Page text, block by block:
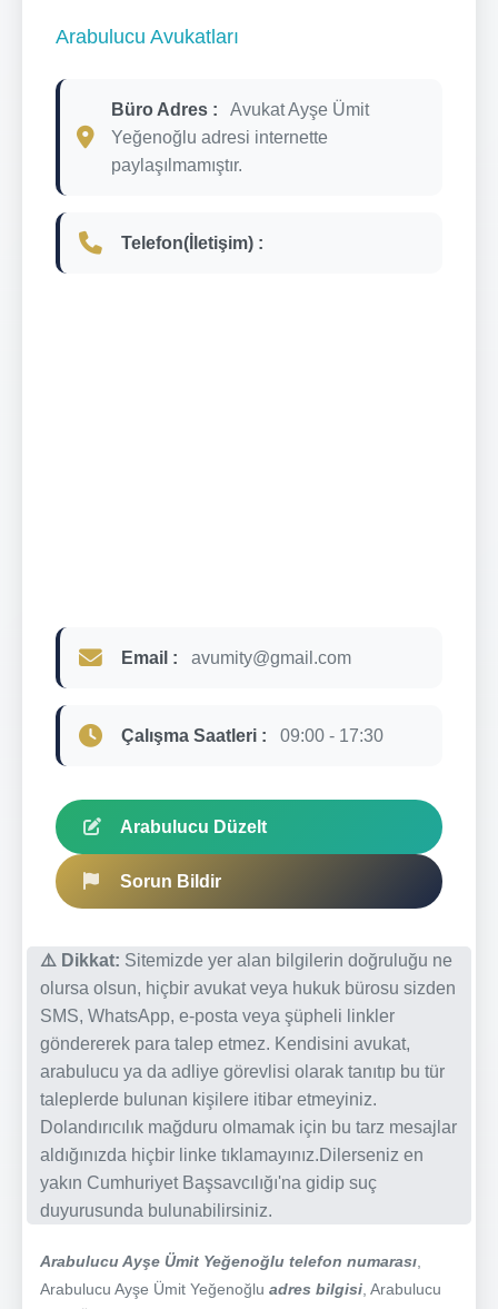
Arabulucu Avukatları
Büro Adres :
Avukat Ayşe Ümit
Yeğenoğlu adresi internette
paylaşılmamıştır.
Telefon(İletişim) :
Email : avumity@gmail.com
Çalışma Saatleri : 09:00 - 17:30
Arabulucu Düzelt
Sorun Bildir
⚠️ Dikkat: Sitemizde yer alan bilgilerin doğruluğu ne
olursa olsun, hiçbir avukat veya hukuk bürosu sizden
SMS, WhatsApp, e-posta veya şüpheli linkler
göndererek para talep etmez. Kendisini avukat,
arabulucu ya da adliye görevlisi olarak tanıtıp bu tür
taleplerde bulunan kişilere itibar etmeyiniz.
Dolandırıcılık mağduru olmamak için bu tarz mesajlar
aldığınızda hiçbir linke tıklamayınız.Dilerseniz en
yakın Cumhuriyet Başsavcılığı'na gidip suç
duyurusunda bulunabilirsiniz.
Arabulucu Ayşe Ümit Yeğenoğlu telefon numarası
Arabulucu Ayşe Ümit Yeğenoğlu adres bilgisi , Arabulucu